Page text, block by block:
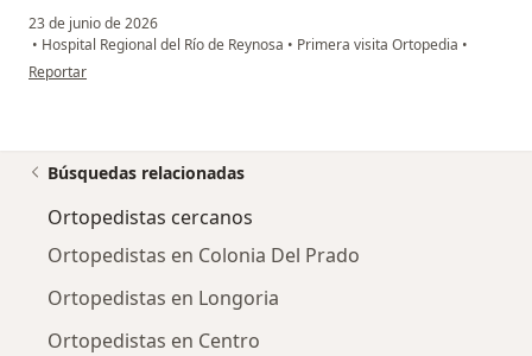
23 de junio de 2026
• Hospital Regional del Río de Reynosa • Primera visita Ortopedia •
en opinión del usuario Carlos E. García
Reportar
Búsquedas relacionadas
Ortopedistas cercanos
Ortopedistas en Colonia Del Prado
Ortopedistas en Longoria
Ortopedistas en Centro